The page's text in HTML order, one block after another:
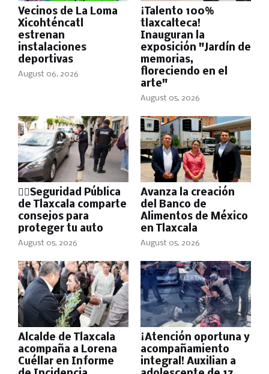
Vecinos de La Loma
Xicohténcatl
estrenan
instalaciones
deportivas
August 06, 2026
¡Talento 100%
tlaxcalteca!
Inauguran la
exposición "Jardín de
memorias,
floreciendo en el
arte"
August 05, 2026
👮‍♂️Seguridad Pública
de Tlaxcala comparte
consejos para
proteger tu auto
August 05, 2026
Avanza la creación
del Banco de
Alimentos de México
en Tlaxcala
August 05, 2026
Alcalde de Tlaxcala
acompaña a Lorena
Cuéllar en Informe
¡Atención oportuna y
acompañamiento
integral! Auxilian a